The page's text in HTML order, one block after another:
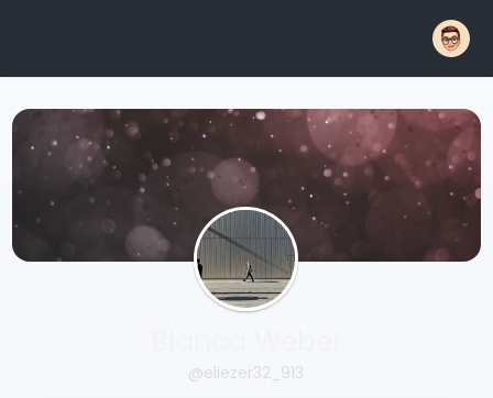
@eliezer32_913